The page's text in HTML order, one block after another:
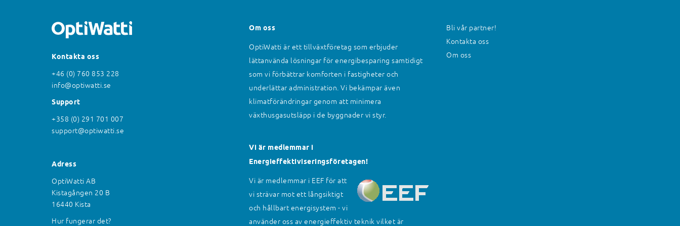
Kontakta oss
+46 (0) 760 853 228
info@optiwatti.se
Support
+358 (0) 291 701 007
support@optiwatti.se
Adress
OptiWatti AB
Kistagången 20 B
16440 Kista
Hur fungerar det?
Om oss
OptiWatti är ett tillväxtföretag som erbjuder
lättanvända lösningar för energibesparing samtidigt
som vi förbättrar komforten i fastigheter och
underlättar administration. Vi bekämpar även
klimatförändringar genom att minimera
växthusgasutsläpp i de byggnader vi styr.
Vi är medlemmar i
Energieffektiviseringsföretagen!
Vi är medlemmar i EEF för att
vi strävar mot ett långsiktigt
och hållbart energisystem - vi
använder oss av energieffektiv teknik vilket är
Bli vår partner!
Kontakta oss
Om oss